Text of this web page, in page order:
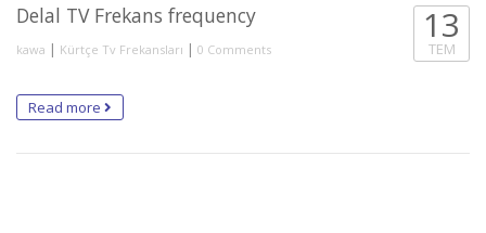
Delal TV Frekans frequency
kawa | Kürtçe Tv Frekansları | 0 Comments
13
TEM
Read more